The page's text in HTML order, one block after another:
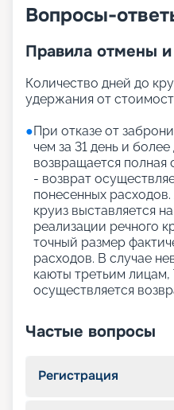
Вопросы-
Правила отмены и
Количество дней до
удержания от
●При отказе от
чем за 31 день и
возвращается
- возврат
понесенных
круиз выставляется
реализации речного
точный размер
расходов. В случае
каюты третьим
осуществляется
Частые вопросы
Регистрация